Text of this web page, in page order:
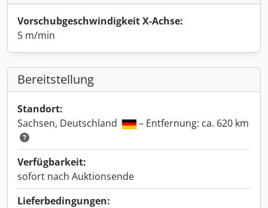
Vorschubgeschwindigkeit X-Achse:
5 m/min
Bereitstellung
Standort:
Sachsen, Deutschland
– Entfernung: ca. 620 km
Verfügbarkeit:
sofort nach Auktionsende
Lieferbedingungen: